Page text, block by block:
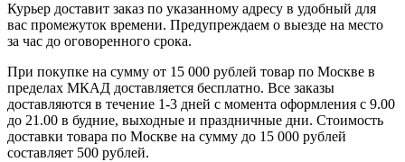
Курьер доставит заказ по указанному адресу в удобный для
вас промежуток времени. Предупреждаем о выезде на место
за час до оговоренного срока.
При покупке на сумму от 15 000 рублей товар по Москве в
пределах МКАД доставляется бесплатно. Все заказы
доставляются в течение 1-3 дней с момента оформления с 9.00
до 21.00 в будние, выходные и праздничные дни. Стоимость
доставки товара по Москве на сумму до 15 000 рублей
составляет 500 рублей.